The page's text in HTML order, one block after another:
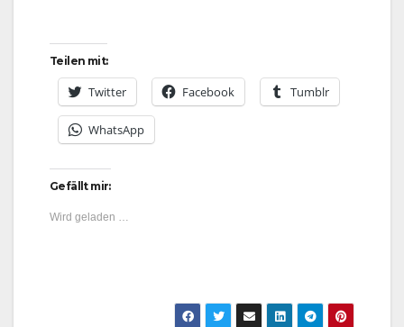
Teilen mit:
Twitter Facebook Tumblr
WhatsApp
Gefällt mir:
Wird geladen …